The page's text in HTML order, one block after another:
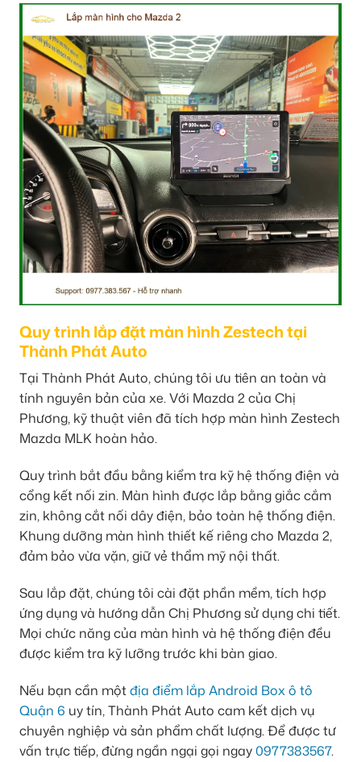
Quy trình lắp đặt màn hình Zestech tại
Thành Phát Auto
Tại Thành Phát Auto, chúng tôi ưu tiên an toàn và
tính nguyên bản của xe. Với Mazda 2 của Chị
Phương, kỹ thuật viên đã tích hợp màn hình Zestech
Mazda MLK hoàn hảo.
Quy trình bắt đầu bằng kiểm tra kỹ hệ thống điện và
cổng kết nối zin. Màn hình được lắp bằng giắc cắm
zin, không cắt nối dây điện, bảo toàn hệ thống điện.
Khung dưỡng màn hình thiết kế riêng cho Mazda 2,
đảm bảo vừa vặn, giữ vẻ thẩm mỹ nội thất.
Sau lắp đặt, chúng tôi cài đặt phần mềm, tích hợp
ứng dụng và hướng dẫn Chị Phương sử dụng chi tiết.
Mọi chức năng của màn hình và hệ thống điện đều
được kiểm tra kỹ lưỡng trước khi bàn giao.
Nếu bạn cần mộtđịa điểm lắp Android Box ô tô
Quận 6 uy tín, Thành Phát Auto cam kết dịch vụ
chuyên nghiệp và sản phẩm chất lượng. Để được tư
vấn trực tiếp, đừng ngần ngại gọi ngay0977383567.